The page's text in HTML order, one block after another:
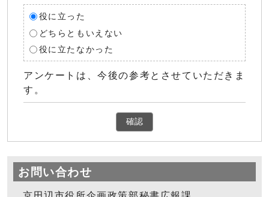
役に立った
どちらともいえない
役に立たなかった
アンケートは、今後の参考とさせていただきま
す。
確認
お問い合わせ